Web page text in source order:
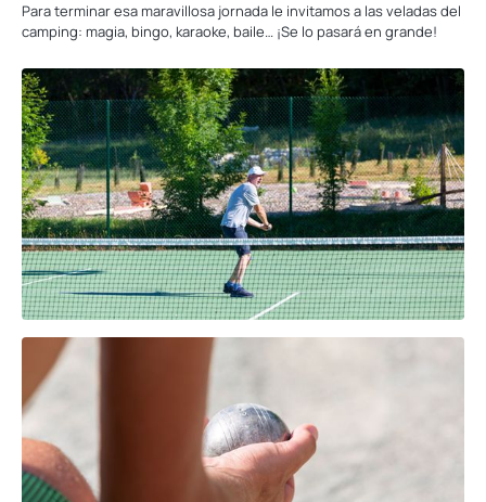
Para terminar esa maravillosa jornada le invitamos a las veladas del
camping: magia, bingo, karaoke, baile… ¡Se lo pasará en grande!